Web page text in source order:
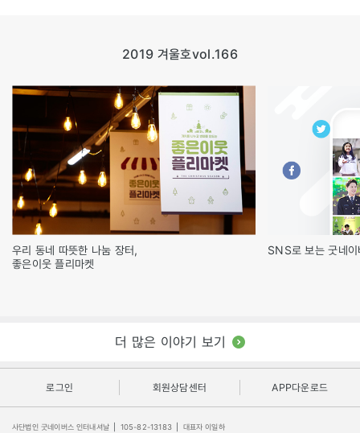
2019 겨울호vol.166
우리 동네 따뜻한 나눔 장터,
좋은이웃 플리마켓
SNS로 보는 굿네이
더 많은 이야기 보기
로그인 회원상담센터 APP다운로드
사단법인 굿네이버스 인터내셔날 105-82-13183 대표자 이일하